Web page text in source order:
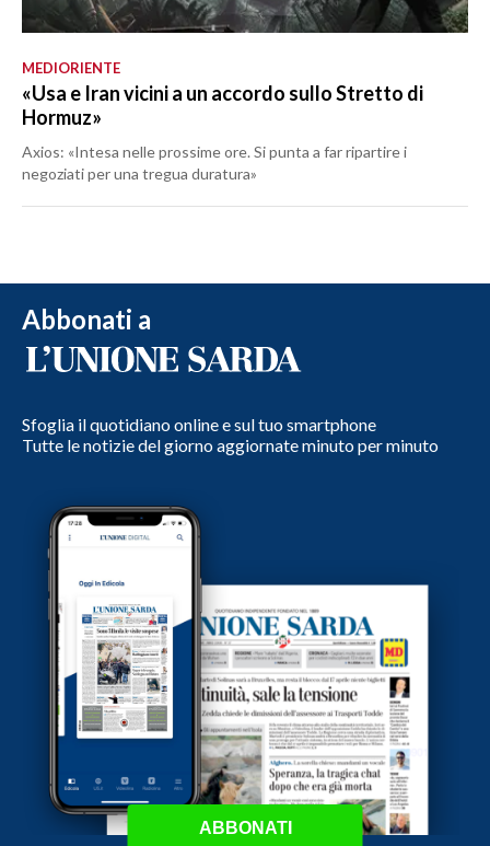
MEDIORIENTE
«Usa e Iran vicini a un accordo sullo Stretto di
Hormuz»
Axios: «Intesa nelle prossime ore. Si punta a far ripartire i
negoziati per una tregua duratura»
Abbonati a
Sfoglia il quotidiano online e sul tuo smartphone
Tutte le notizie del giorno aggiornate minuto per minuto
ABBONATI